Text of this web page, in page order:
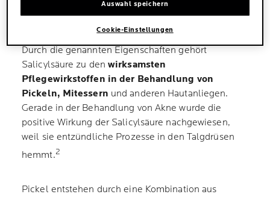
GEGEN PICKEL?
Durch die genannten Eigenschaften gehört
Salicylsäure zu den wirksamsten
Pflegewirkstoffen in der Behandlung von
Pickeln, Mitessern und anderen Hautanliegen.
Gerade in der Behandlung von Akne wurde die
positive Wirkung der Salicylsäure nachgewiesen,
weil sie entzündliche Prozesse in den Talgdrüsen
hemmt.2
Pickel entstehen durch eine Kombination aus
Auswahl speichern
Cookie-Einstellungen